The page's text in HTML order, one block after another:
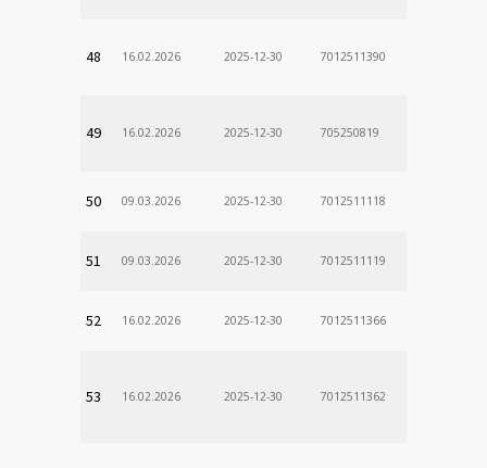
48 16.02.2026 2025-12-30 7012511390
49 16.02.2026 2025-12-30 705250819
50 09.03.2026 2025-12-30 7012511118
51 09.03.2026 2025-12-30 7012511119
52 16.02.2026 2025-12-30 7012511366
53 16.02.2026 2025-12-30 7012511362